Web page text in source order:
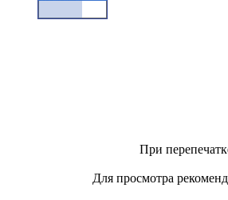
При
Для просмотра